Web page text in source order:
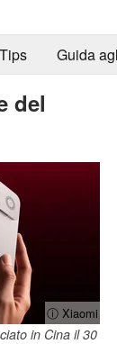
Guida
del
ⓘ Xiaomi
in Cina il 30